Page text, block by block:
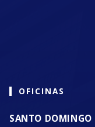
OFICINAS
SANTO DOMINGO